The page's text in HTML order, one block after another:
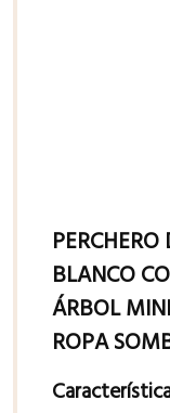
BLANCO
ÁRBOL
ROPA